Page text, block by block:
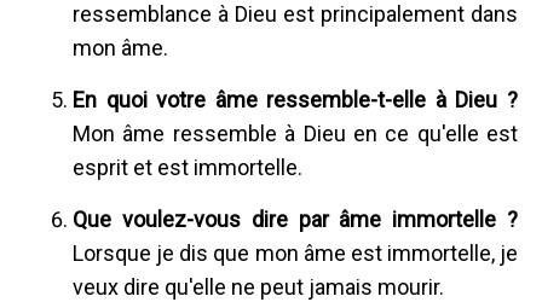
ressemblance à Dieu est principalement dans
mon âme.
En quoi votre âme ressemble-t-elle à Dieu ?
Mon âme ressemble à Dieu en ce qu'elle est
esprit et est immortelle.
Que voulez-vous dire par âme immortelle ?
Lorsque je dis que mon âme est immortelle, je
veux dire qu'elle ne peut jamais mourir.